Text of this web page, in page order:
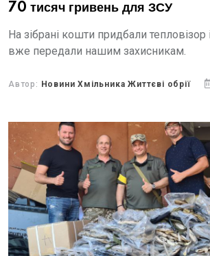
70 тисяч гривень для ЗСУ
На зібрані кошти придбали тепловізор
вже передали нашим захисникам.
Автор: Новини Хмільника Життєві обрії